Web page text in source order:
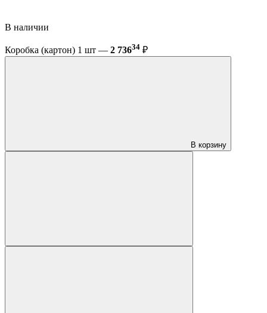
В наличии
Коробка (картон) 1 шт — 2 73634 ₽
В корзину